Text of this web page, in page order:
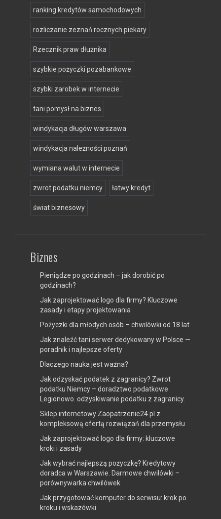
ranking kredytów samochodowych
rozliczanie zeznań rocznych piekary
Rzecznik praw dłużnika
szybkie pożyczki pozabankowe
szybki zarobek w internecie
tani pomysł na biznes
windykacja długów warszawa
windykacja należności poznań
wymiana walut w internecie
zwrot podatku niemcy łatwy kredyt
świat biznesowy
Biznes
Pieniądze po godzinach – jak dorobić po
godzinach?
Jak zaprojektować logo dla firmy? Kluczowe
zasady i etapy projektowania
Pożyczki dla młodych osób – chwilówki od 18 lat
Jak znaleźć tani serwer dedykowany w Polsce —
poradnik i najlepsze oferty
Dlaczego nauka jest ważna?
Jak odzyskać podatek z zagranicy? Zwrot
podatku Niemcy – doradztwo podatkowe
Legionowo. odzyskiwanie podatku z zagranicy.
Sklep internetowy Zaopatrzenie24.pl z
kompleksową ofertą rozwiązań dla przemysłu
Jak zaprojektować logo dla firmy: kluczowe
kroki i zasady
Jak wybrać najlepszą pożyczkę? Kredytowy
doradca w Warszawie. Darmowe chwilówki –
porównywarka chwilówek
Jak przygotować komputer do serwisu: krok po
kroku i wskazówki